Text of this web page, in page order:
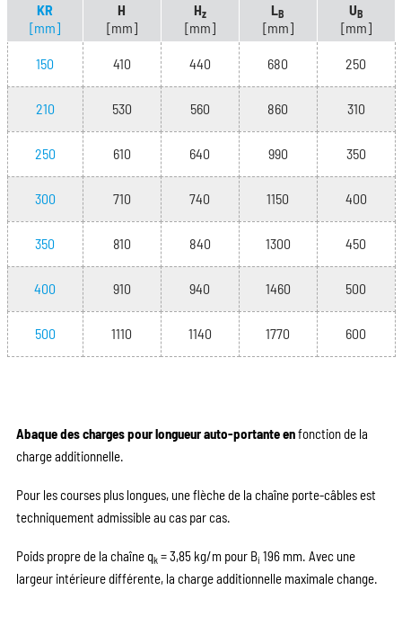
KR
[mm]
H
[mm]
Hz
[mm]
LB
[mm]
UB
[mm]
150 410 440 680 250
210 530 560 860 310
250 610 640 990 350
300 710 740 1150 400
350 810 840 1300 450
400 910 940 1460 500
500 1110 1140 1770 600
Abaque des charges pour longueur auto-portante enfonction de la
charge additionnelle.
Pour les courses plus longues, une flèche de la chaîne porte-câbles est
techniquement admissible au cas par cas.
Poids propre de la chaîne qk= 3,85 kg/m pour Bi 196 mm. Avec une
largeur intérieure différente, la charge additionnelle maximale change.